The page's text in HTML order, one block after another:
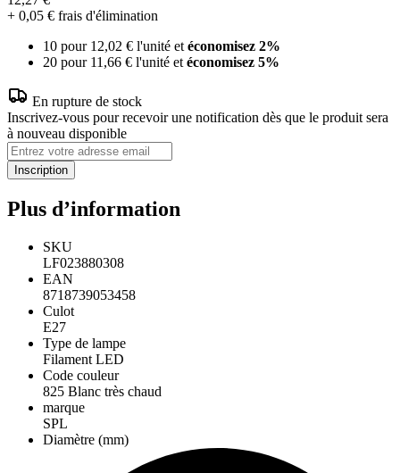
+ 0,05 € frais d'élimination
10 pour 12,02 € l'unité et économisez 2%
20 pour 11,66 € l'unité et économisez 5%
En rupture de stock
Inscrivez-vous pour recevoir une notification dès que le produit sera
à nouveau disponible
Inscription
Plus d’information
SKU
LF023880308
EAN
8718739053458
Culot
E27
Type de lampe
Filament LED
Code couleur
825 Blanc très chaud
marque
SPL
Diamètre (mm)